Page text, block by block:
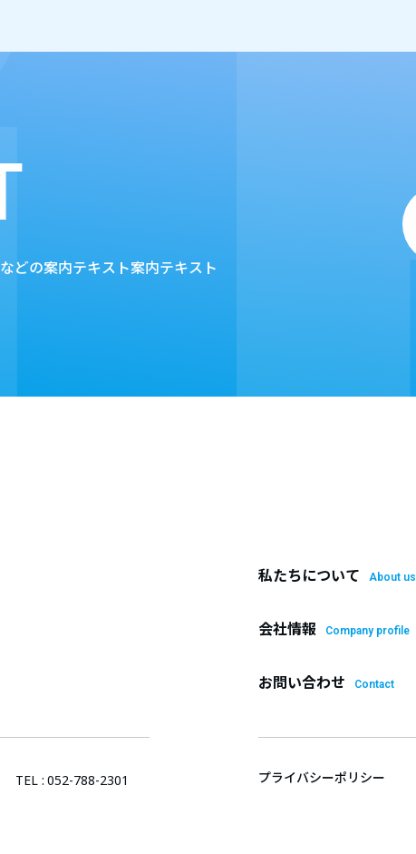
などの案内テキスト案内テキスト
TEL : 052-788-2301
私たちについて About us
会社情報 Company profile
お問い合わせ Contact
プライバシーポリシー